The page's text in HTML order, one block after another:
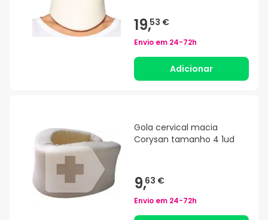
19,53 €
Envio em 24-72h
Adicionar
Gola cervical macia
Corysan tamanho 4 1ud
9,63 €
Envio em 24-72h